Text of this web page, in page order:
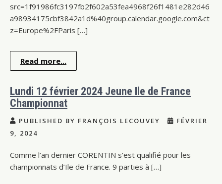
src=1f91986fc3197fb2f602a53fea4968f26f1481e282d46
a98934175cbf3842a1d%40group.calendar.google.com&ct
z=Europe%2FParis […]
Read more...
Lundi 12 février 2024 Jeune Ile de France
Championnat
PUBLISHED BY FRANÇOIS LECOUVEY
FÉVRIER
9, 2024
Comme l’an dernier CORENTIN s’est qualifié pour les
championnats d’Ile de France. 9 parties à […]